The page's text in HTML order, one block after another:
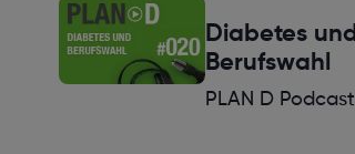
Diabetes und
Berufswahl
PLAN D Podcast